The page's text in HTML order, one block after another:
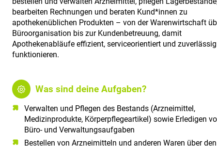
bearbeiten Rechnungen und beraten Kund*innen zu
apothekenüblichen Produkten – von der Warenwirtschaft
Büroorganisation bis zur Kundenbetreuung, damit
Apothekenabläufe effizient, serviceorientiert und zuverlässig
funktionieren.
Was sind deine Aufgaben?
Verwalten und Pflegen des Bestands (Arzneimittel,
Medizinprodukte, Körperpflegeartikel) sowie Erledigen
Büro- und Verwaltungsaufgaben
Bestellen von Arzneimitteln und anderen Waren über den